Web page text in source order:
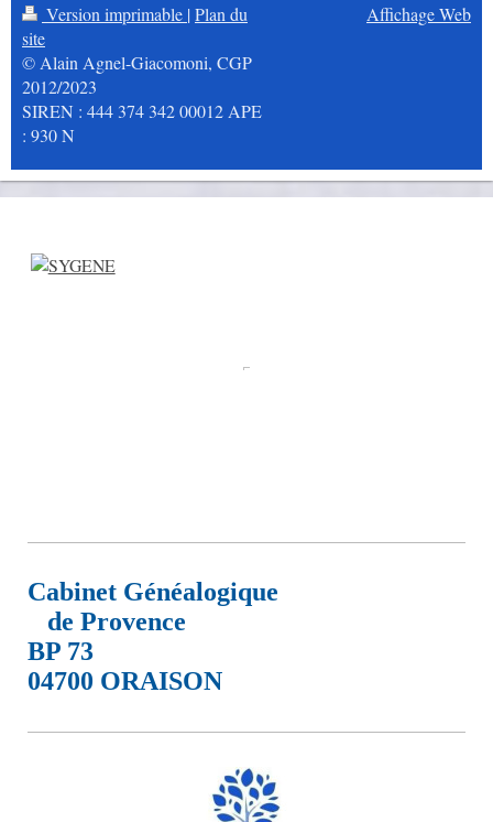
Version imprimable |Plan du
site
© Alain Agnel-Giacomoni, CGP
2012/2023
SIREN : 444 374 342 00012 APE
: 930 N
Affichage Web
Cabinet Généalogique
de Provence
BP 73
04700 ORAISON